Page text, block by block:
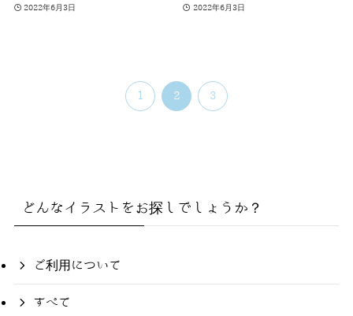
2022年6月3日 2022年6月3日
1 2 3
どんなイラストをお探しでしょうか？
ご利用について
すべて